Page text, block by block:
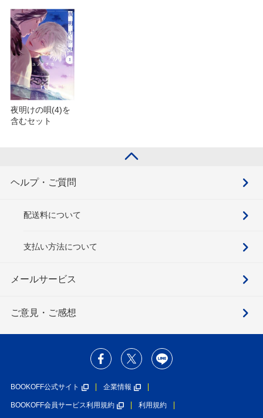
夜明けの唄(4)を
含むセット
ヘルプ・ご質問
配送料について
支払い方法について
メールサービス
ご意見・ご感想
BOOKOFF公式サイト 企業情報
BOOKOFF会員サービス利用規約 利用規約